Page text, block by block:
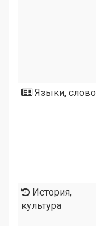
Языки, слово
История,
культура